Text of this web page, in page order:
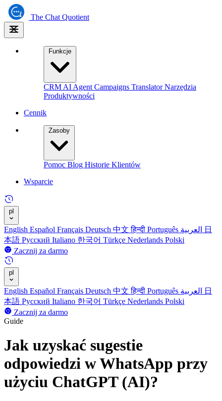
The Chat Quotient
Funkcje
CRM AI Agent Campaigns TranslatorNarzędzia
Produktywności
Cennik
Zasoby
Pomoc Blog Historie Klientów
Wsparcie
pl
English Español Français Deutsch 中文हिन्दी Português
日
本語 Русский Italiano 한국어 Türkçe Nederlands Polski
Zacznij za darmo
pl
English Español Français Deutsch 中文हिन्दी Português
日
本語 Русский Italiano 한국어 Türkçe Nederlands Polski
Zacznij za darmo
Guide
Jak uzyskać sugestie
odpowiedzi w WhatsApp przy
użyciu ChatGPT (AI)?